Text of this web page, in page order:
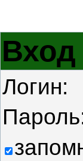
Вход
Логин: